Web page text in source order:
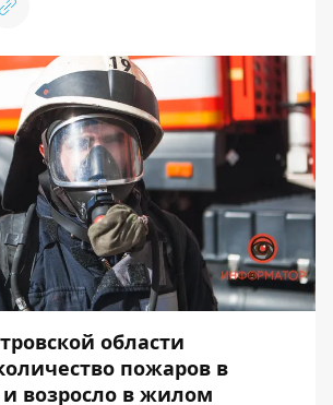
области
пожаров в
и возросло в жилом